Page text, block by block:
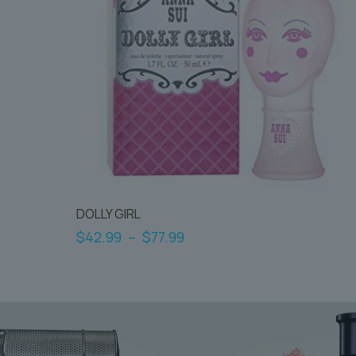
DOLLY GIRL
$42.99 – $77.99Plage
variations.